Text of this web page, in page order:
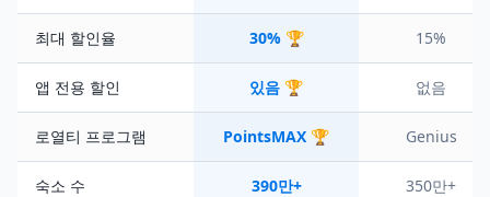
최대 할인율 30% 🏆 15%
앱 전용 할인 있음 🏆 없음
로열티 프로그램 PointsMAX 🏆 Genius
숙소 수 390만+ 350만+